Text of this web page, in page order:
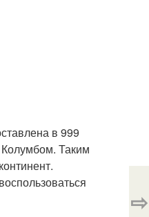
в 999
Таким
⇨